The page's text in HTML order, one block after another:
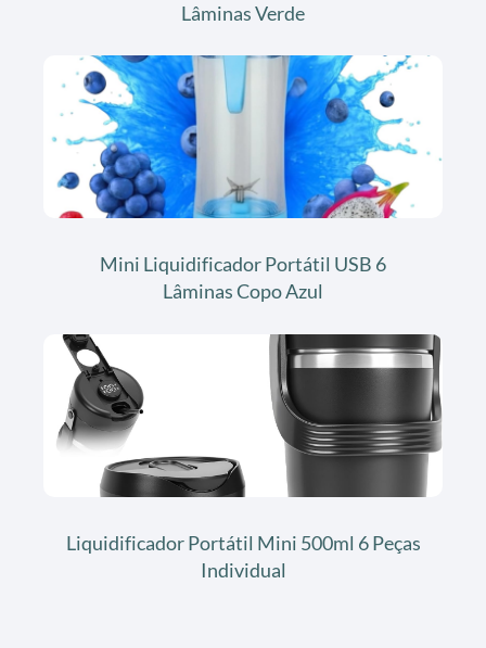
Lâminas Verde
Mini Liquidificador Portátil USB 6
Lâminas Copo Azul
Liquidificador Portátil Mini 500ml 6 Peças
Individual